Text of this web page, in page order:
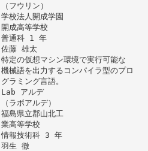
（フウリン）
学校法人開成学園
開成高等学校
普通科 1 年
佐藤 雄太
特定の仮想マシン環境で実行可能な
機械語を出力するコンパイラ型のプロ
グラミング言語。
Lab アルデ
（ラボアルデ）
福島県立郡山北工
業高等学校
情報技術科 3 年
羽生 徹